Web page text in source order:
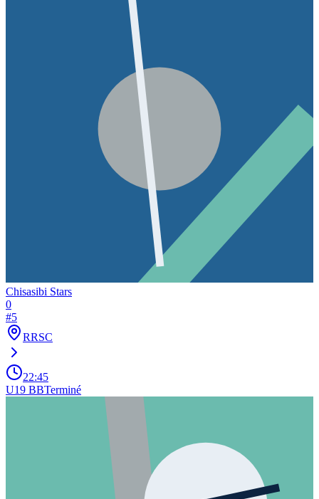
Chisasibi Stars
0
#5
RRSC
22:45
U19 BBTerminé